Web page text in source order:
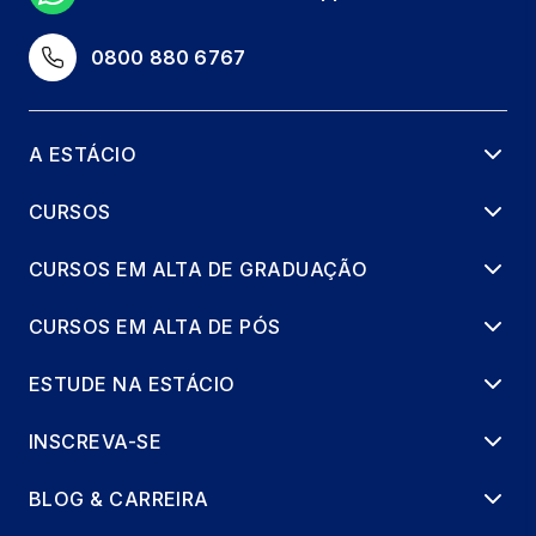
66 horas
MECÂNICA DOS SÓLIDOS
66 horas
EQUAÇÕES DIFERENCIAIS
66 horas
MAGNETISMO
0800 880 6767
A ESTÁCIO
CURSOS
CURSOS EM ALTA DE GRADUAÇÃO
CURSOS EM ALTA DE PÓS
ESTUDE NA ESTÁCIO
INSCREVA-SE
BLOG & CARREIRA